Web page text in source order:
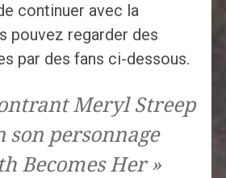
continuer avec la
pouvez regarder des
par des fans ci-dessous.
Meryl Streep
son personnage
Becomes Her »